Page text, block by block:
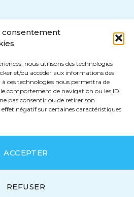
consentement
nous utilisons des technologies
et/ou accéder aux informations des
ces technologies nous permettra de
le comportement de navigation ou les ID
pas consentir ou de retirer son
négatif sur certaines caractéristiques
ACCEPTER
REFUSER